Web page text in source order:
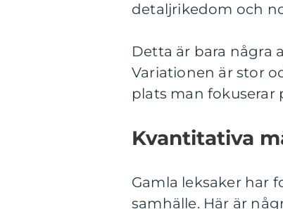
detaljrikedom och
Detta är bara några
Variationen är stor
plats man fokuserar
Kvantitativa
Gamla leksaker har
samhälle. Här är